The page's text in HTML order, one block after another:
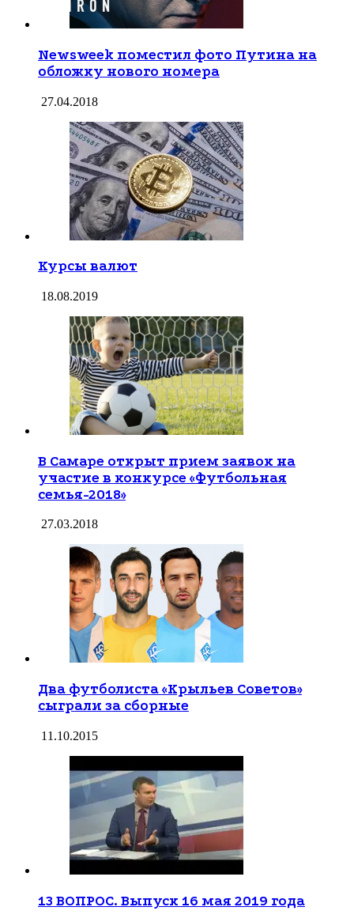
Newsweek поместил фото Путина на
обложку нового номера
27.04.2018
Курсы валют
18.08.2019
В Самаре открыт прием заявок на
участие в конкурсе «Футбольная
семья-2018»
27.03.2018
Два футболиста «Крыльев Советов»
сыграли за сборные
11.10.2015
13 ВОПРОС. Выпуск 16 мая 2019 года